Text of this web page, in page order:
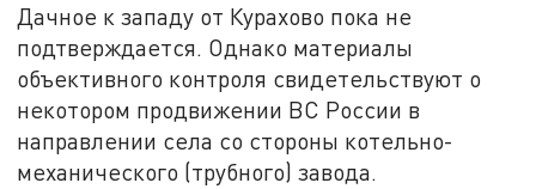
Дачное к западу от Курахово пока не
подтверждается. Однако материалы
объективного контроля свидетельствуют о
некотором продвижении ВС России в
направлении села со стороны котельно-
механического (трубного) завода.